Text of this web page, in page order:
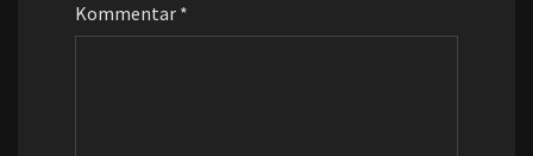
Kommentar *